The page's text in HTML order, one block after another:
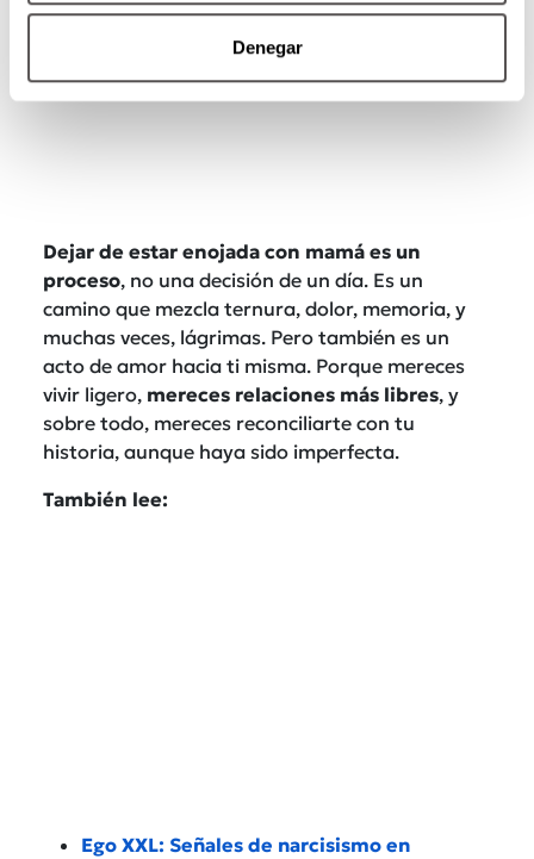
Denegar
Dejar de estar enojada con mamá es un
proceso, no una decisión de un día. Es un
camino que mezcla ternura, dolor, memoria, y
muchas veces, lágrimas. Pero también es un
acto de amor hacia ti misma. Porque mereces
vivir ligero, mereces relaciones más libres, y
sobre todo, mereces reconciliarte con tu
historia, aunque haya sido imperfecta.
También lee:
Ego XXL: Señales de narcisismo en